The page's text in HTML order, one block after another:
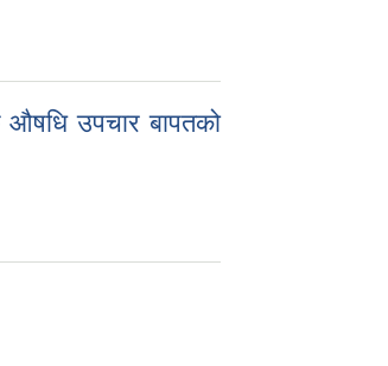
औषधि उपचार बापतको